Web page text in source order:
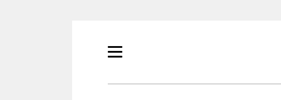
Primair
tonen/verbergen